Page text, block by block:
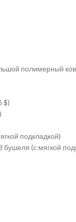
полимерный
$)
подкладкой)
(с мягкой